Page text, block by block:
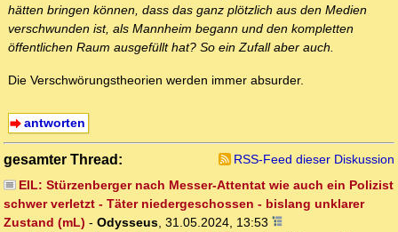
hätten bringen können, dass das ganz plötzlich aus den Medien
verschwunden ist, als Mannheim begann und den kompletten
öffentlichen Raum ausgefüllt hat? So ein Zufall aber auch.
Die Verschwörungstheorien werden immer absurder.
antworten
gesamter Thread:
RSS-Feed dieser Diskussion
EIL: Stürzenberger nach Messer-Attentat wie auch ein Polizist
schwer verletzt - Täter niedergeschossen - bislang unklarer
Zustand (mL) - Odysseus, 31.05.2024, 13:53